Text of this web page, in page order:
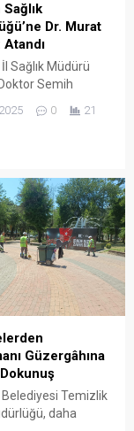
Dr. Murat
Sağlık Müdürü
Semih
istifasının
vekaleten görevi
0 21
Güzergâhına
Dokunuş
Temizlik
daha